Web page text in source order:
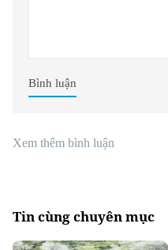
Bình luận
Xem thêm bình luận
Tin cùng chuyên mục